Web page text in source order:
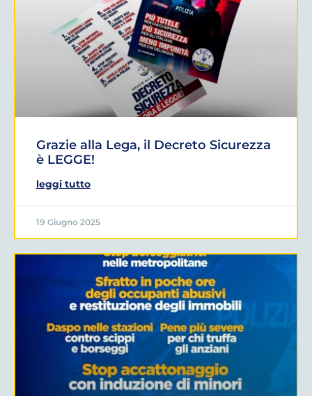
Grazie alla Lega, il Decreto Sicurezza
è LEGGE!
leggi tutto
19 Giugno 2025